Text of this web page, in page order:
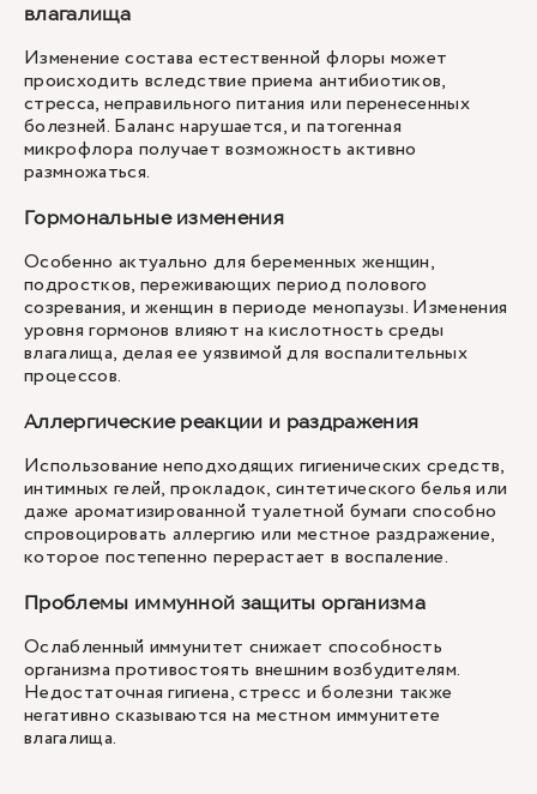
влагалища
Изменение состава естественной флоры может
происходить вследствие приема антибиотиков,
стресса, неправильного питания или перенесенных
болезней. Баланс нарушается, и патогенная
микрофлора получает возможность активно
размножаться.
Гормональные изменения
Особенно актуально для беременных женщин,
подростков, переживающих период полового
созревания, и женщин в периоде менопаузы. Изменения
уровня гормонов влияют на кислотность среды
влагалища, делая ее уязвимой для воспалительных
процессов.
Аллергические реакции и раздражения
Использование неподходящих гигиенических средств,
интимных гелей, прокладок, синтетического белья или
даже ароматизированной туалетной бумаги способно
спровоцировать аллергию или местное раздражение,
которое постепенно перерастает в воспаление.
Проблемы иммунной защиты организма
Ослабленный иммунитет снижает способность
организма противостоять внешним возбудителям.
Недостаточная гигиена, стресс и болезни также
негативно сказываются на местном иммунитете
влагалища.